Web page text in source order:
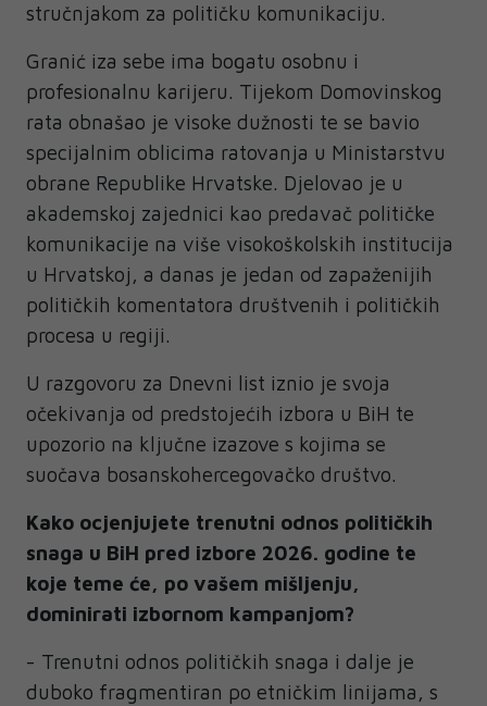
stručnjakom za političku komunikaciju.
Granić iza sebe ima bogatu osobnu i
profesionalnu karijeru. Tijekom Domovinskog
rata obnašao je visoke dužnosti te se bavio
specijalnim oblicima ratovanja u Ministarstvu
obrane Republike Hrvatske. Djelovao je u
akademskoj zajednici kao predavač političke
komunikacije na više visokoškolskih institucija
u Hrvatskoj, a danas je jedan od zapaženijih
političkih komentatora društvenih i političkih
procesa u regiji.
U razgovoru za Dnevni list iznio je svoja
očekivanja od predstojećih izbora u BiH te
upozorio na ključne izazove s kojima se
suočava bosanskohercegovačko društvo.
Kako ocjenjujete trenutni odnos političkih
snaga u BiH pred izbore 2026. godine te
koje teme će, po vašem mišljenju,
dominirati izbornom kampanjom?
- Trenutni odnos političkih snaga i dalje je
duboko fragmentiran po etničkim linijama, s